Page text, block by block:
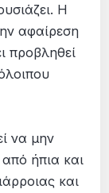
Η
αφαίρεση
προβληθεί
να µην
ήπια και
και